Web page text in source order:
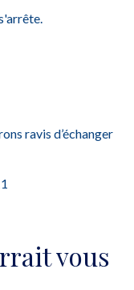
ravis d’échanger
vous